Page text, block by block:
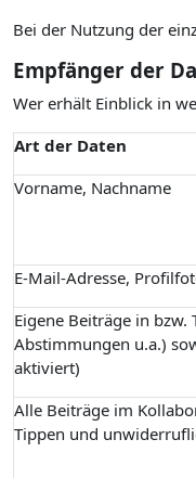
Bei der Nutzung der
Empfänger der
Wer erhält Einblick in
Art der Daten
Vorname, Nachname
E-Mail-Adresse,
Eigene Beiträge in
Abstimmungen u.a.)
aktiviert)
Alle Beiträge im
Tippen und